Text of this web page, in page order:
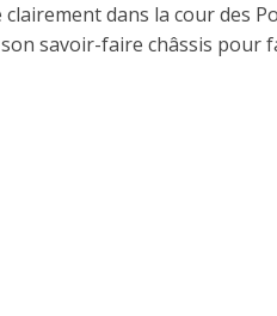
clairement dans la cour des
savoir-faire châssis pour